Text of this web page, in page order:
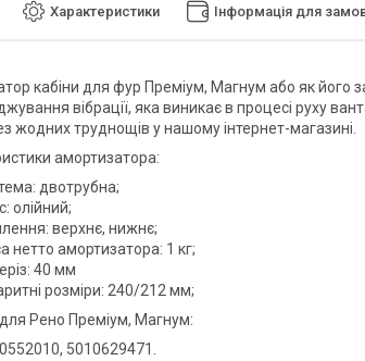
Характеристики Інформація для
кабіни для фур Преміум, Магнум або як його
вібрації, яка виникає в процесі руху
жодних труднощів у нашому інтернет-магазині.
амортизатора:
двотрубна;
олійний;
верхнє, нижнє;
нетто амортизатора: 1 кг;
40 мм
розміри: 240/212 мм;
Рено Преміум, Магнум:
5010629471.